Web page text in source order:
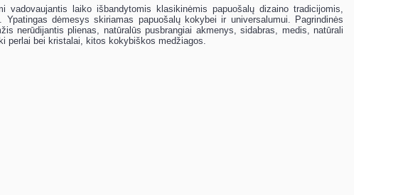
vadovaujantis laiko išbandytomis klasikinėmis papuošalų dizaino tradicijomis,
dėmesys skiriamas papuošalų kokybei ir universalumui. Pagrindinės
nerūdijantis plienas, natūralūs pusbrangiai akmenys, sidabras, medis, natūrali
perlai bei kristalai, kitos kokybiškos medžiagos.